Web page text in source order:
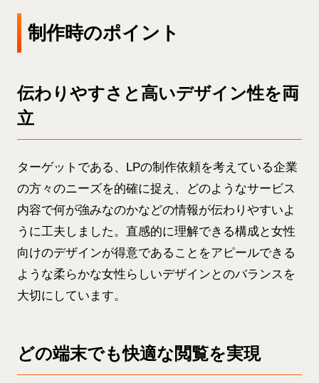
制作時のポイント
伝わりやすさ と高いデザイン性を両
立
ターゲットである、LPの制作依頼を考えている企業
の方々のニーズを的確に捉え、どのようなサービス
内容で何が強みなのかなどの情報が伝わりやすいよ
うに工夫しました。直感的に理解できる構成と女性
向けのデザインが得意であることをアピールできる
ような柔らかな女性らしいデザインとのバランスを
大切にしています。
どの端末でも快適な閲覧を実現